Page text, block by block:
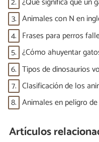
3. Animales con N en
4. Frases para perros
5. ¿Cómo ahuyentar
6. Tipos de dinosaurios
7. Clasificación de los
8. Animales en peligro
Artículos